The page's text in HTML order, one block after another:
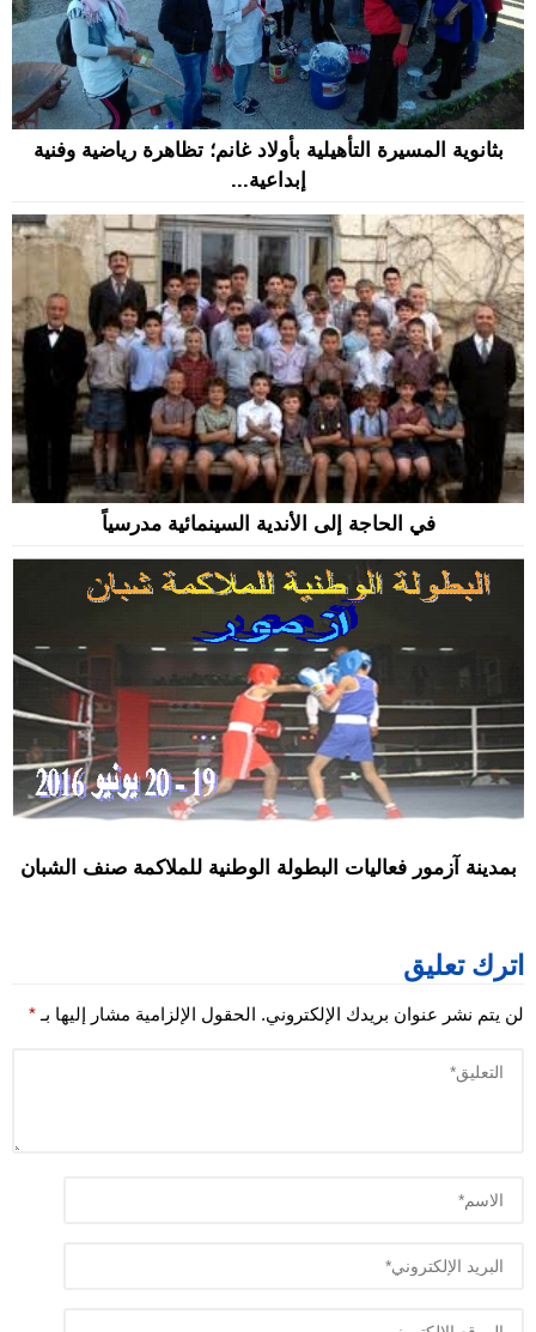
بثانوية المسيرة التأهيلية بأولاد غانم؛ تظاهرة رياضية وفنية
إبداعية...
في الحاجة إلى الأندية السينمائية مدرسياً
بمدينة آزمور فعاليات البطولة الوطنية للملاكمة صنف الشبان
اترك تعليق
لن يتم نشر عنوان بريدك الإلكتروني. الحقول الإلزامية مشار إليها بـ *